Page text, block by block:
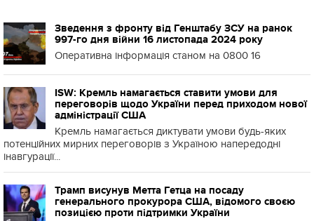
Зведення з фронту від Генштабу ЗСУ на ранок
997-го дня війни 16 листопада 2024 року
Оперативна інформація станом на 0800 16
ISW: Кремль намагається ставити умови для
переговорів щодо України перед приходом нової
адміністрації США
Кремль намагається диктувати умови будь-яких
потенційних мирних переговорів з Україною напередодні
інавгурації...
Трамп висунув Метта Гетца на посаду
генерального прокурора США, відомого своєю
позицією проти підтримки України